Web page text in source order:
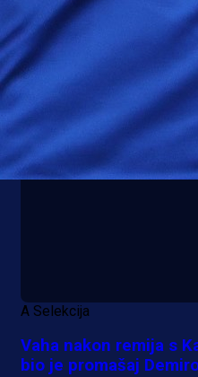
Pogledajte reakciju
gola Zmajeva!
1 mjesec 3 sedmica
A Selekcija
Vaha nakon remija s
bio je promašaj